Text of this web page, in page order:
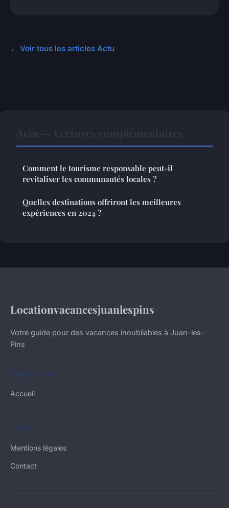
← Voir tous les articles Actu
Comment le tourisme responsable peut-il
revitaliser les communautés locales ?
Quelles destinations offriront les meilleures
expériences en 2024 ?
Locationvacancesjuanlespins
Votre guide pour des vacances inoubliables à Juan-les-
Pins
NAVIGATION
Accueil
LÉGAL
Mentions légales
Contact